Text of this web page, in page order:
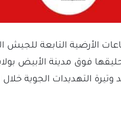
الأرضية التابعة
فوق مدينة الأبيض
التهديدات الجوية خلال